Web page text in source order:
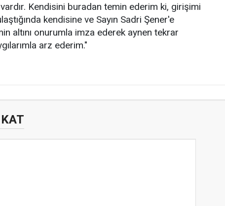
Kendisini buradan temin ederim ki, girişimi
kendisine ve Sayın Sadri Şener'e
altını onurumla imza ederek aynen tekrar
arz ederim."